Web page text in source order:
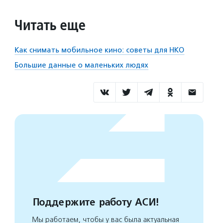
Читать еще
Как снимать мобильное кино: советы для НКО
Большие данные о маленьких людях
Поддержите работу АСИ!
Мы работаем, чтобы у вас была актуальная